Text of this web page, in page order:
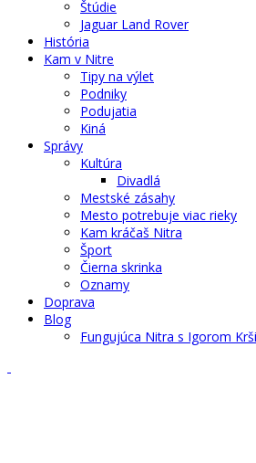
Štúdie
Jaguar Land Rover
História
Kam v Nitre
Tipy na výlet
Podniky
Podujatia
Kiná
Správy
Kultúra
Divadlá
Mestské zásahy
Mesto potrebuje viac rieky
Kam kráčaš Nitra
Šport
Čierna skrinka
Oznamy
Doprava
Blog
Fungujúca Nitra s Igorom